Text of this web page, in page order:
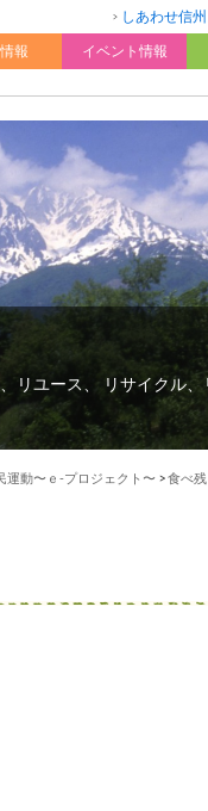
しあわせ信州
報 イベント情報
リユース、 リサイクル
運動〜ｅ-プロジェクト〜 >食べ